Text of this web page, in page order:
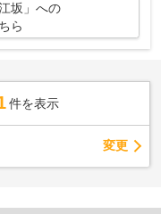
坂」への
ら
件を表示
変更